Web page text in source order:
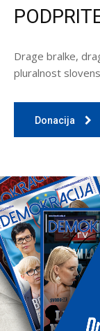
Drage bralke,
pluralnost
Donacija